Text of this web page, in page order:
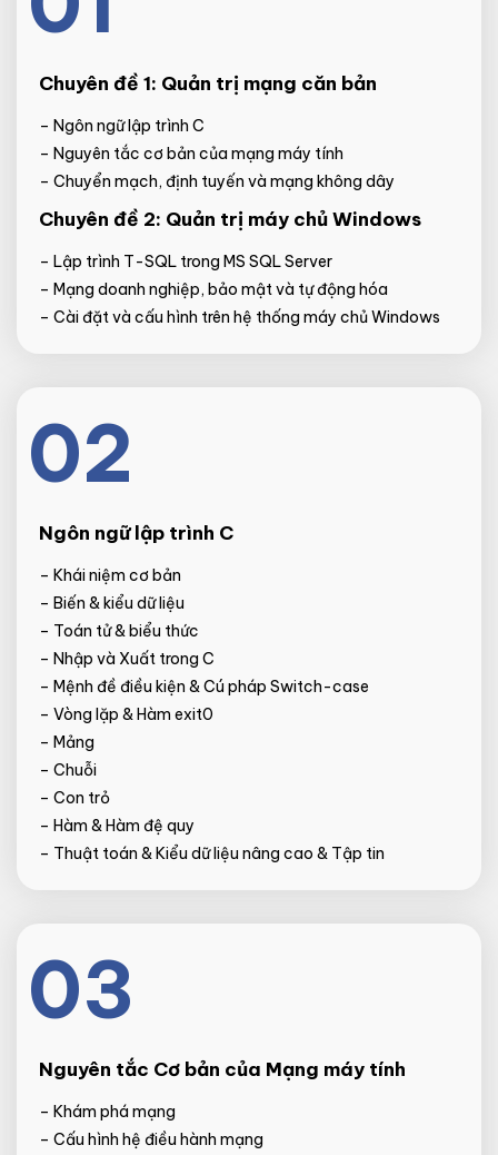
Chuyên đề 1: Quản trị mạng căn bản
– Ngôn ngữ lập trình C
– Nguyên tắc cơ bản của mạng máy tính
– Chuyển mạch, định tuyến và mạng không dây
Chuyên đề 2: Quản trị máy chủ Windows
– Lập trình T-SQL trong MS SQL Server
– Mạng doanh nghiệp, bảo mật và tự động hóa
– Cài đặt và cấu hình trên hệ thống máy chủ Windows
02
Ngôn ngữ lập trình C
– Khái niệm cơ bản
– Biến & kiểu dữ liệu
– Toán tử & biểu thức
– Nhập và Xuất trong C
– Mệnh đề điều kiện & Cú pháp Switch-case
– Vòng lặp & Hàm exit0
– Mảng
– Chuỗi
– Con trỏ
– Hàm & Hàm đệ quy
– Thuật toán & Kiểu dữ liệu nâng cao & Tập tin
03
Nguyên tắc Cơ bản của Mạng máy tính
– Khám phá mạng
– Cấu hình hệ điều hành mạng